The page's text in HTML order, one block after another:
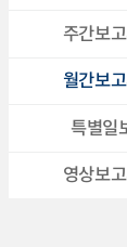
주간보
월간보
특별일
영상보